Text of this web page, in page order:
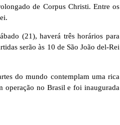
de Corpus Christi. Entre os
(21), haverá três horários para
serão às 10 de São João del-Rei
do mundo contemplam uma rica
operação no Brasil e foi inaugurada